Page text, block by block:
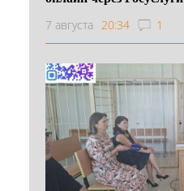
7 августа 20:34 1